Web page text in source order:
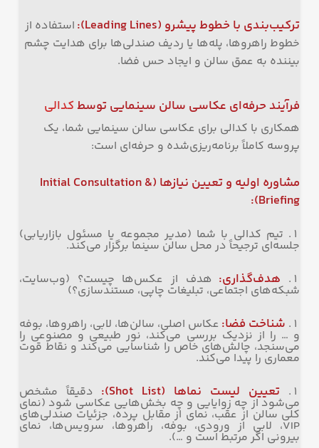
ترکیب‌بندی با خطوط پیشرو (Leading Lines):
استفاده از
خطوط راهروها، پله‌ها یا ردیف صندلی‌ها برای هدایت چشم
بیننده به عمق سالن و ایجاد حس فضا.
فرآیند حرفه‌ای عکاسی سالن سینمایی توسطکدالی
همکاری با کدالی برای عکاسی سالن سینمایی شما، یک
پروسه کاملاً برنامه‌ریزی‌شده و حرفه‌ای است:
مشاوره اولیه و تعیین نیازها (Initial Consultation &
Briefing):
تیم کدالی با شما (مدیر مجموعه یا مسئول بازاریابی)
جلسه‌ای ترجیحاً در محل سالن سینما برگزار می‌کند.
هدف‌گذاری: هدف از عکس‌ها چیست؟ (وب‌سایت،
شبکه‌های اجتماعی، تبلیغات چاپی، مستندسازی؟)
شناخت فضا: عکاس اصلی، سالن‌ها، لابی، راهروها، بوفه
و … را از نزدیک بررسی می‌کند، نور طبیعی و مصنوعی را
می‌سنجد، چالش‌های خاص را شناسایی می‌کند و نقاط قوت
معماری را پیدا می‌کند.
تعیین لیست نماها (Shot List): دقیقاً مشخص
می‌شود از چه زوایایی و چه بخش‌هایی عکاسی شود (نمای
کلی سالن از عقب، نمای از مقابل پرده، جزئیات صندلی‌های
VIP، لابی از ورودی، بوفه، راهروها، سرویس‌ها، نمای
بیرونی اگر مرتبط است و …).